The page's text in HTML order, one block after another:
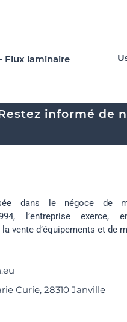
Flux laminaire
informé de
dans le négoce de
l’entreprise
la vente d’équipements et de
Curie, 28310 Janville